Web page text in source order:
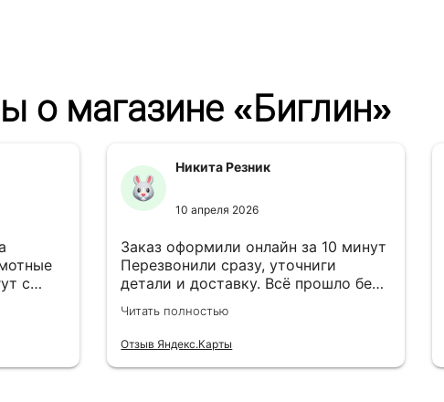
о магазине «Биглин»
с
Никита Резник
10 апреля 2026
Заказ оформили онлайн за 10 минут
Перезвонили сразу, уточниги
детали и доставку. Всё прошло без
лишней суеты.
Читать полностью
Отзыв Яндекс.Карты